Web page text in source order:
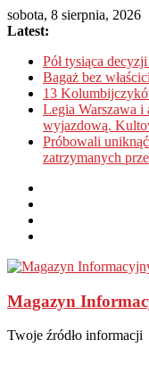
sobota, 8 sierpnia, 2026
Latest:
Pół tysiąca
Bagaż bez
13
Legia Warszawa i
wyjazdową.
Próbowali
zatrzymanych
Magazyn
Twoje źródło informacji